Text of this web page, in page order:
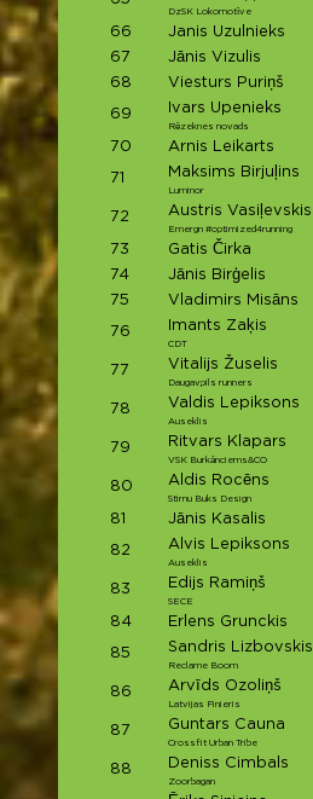
DzSK Lokomotīve
66 Janis Uzulnieks
67
Jānis Vizulis
68
Viesturs Puriņš
69 Ivars Upenieks
Rēzeknes novads
70 Arnis Leikarts
71 Maksims Birjuļins
Luminor
72 Austris Vasiļevskis
Emergn #optimized4running
73 Gatis Čirka
74
Jānis Birģelis
75
Vladimirs Misāns
76 Imants Zaķis
CDT
77 Vitalijs Žuselis
Daugavpils runners
78 Valdis Lepiksons
Auseklis
79 Ritvars Klapars
VSK Burkānciems&CO
80 Aldis Rocēns
Stirnu Buks Design
81 Jānis Kasalis
82 Alvis Lepiksons
Auseklis
83 Edijs Ramiņš
SECE
84 Erlens Grunckis
85 Sandris Lizbovskis
Reclame Boom
86 Arvīds Ozoliņš
Latvijas Finieris
87 Guntars Cauna
Crossfit Urban Tribe
88 Deniss Cimbals
Zoorbagan